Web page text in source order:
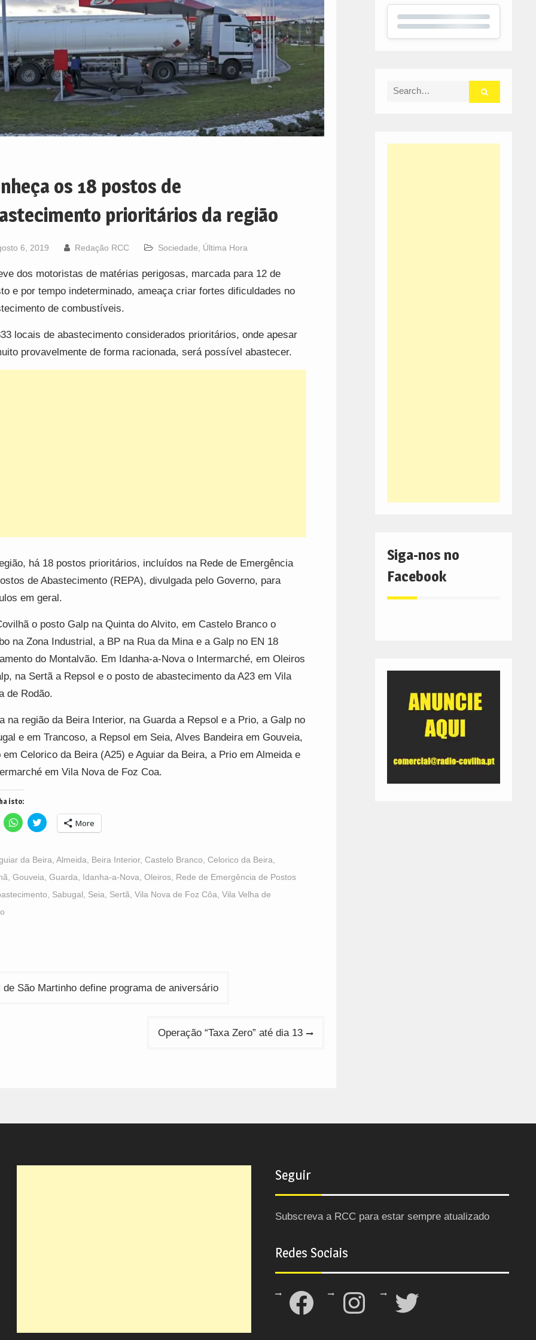
os 18 postos de
prioritários da região
6, 2019 Redação RCC Sociedade Última Hora
dos motoristas de matérias perigosas, marcada para 12 de
e por tempo indeterminado, ameaça criar fortes dificuldades no
de combustíveis.
locais de abastecimento considerados prioritários, onde apesar
provavelmente de forma racionada, será possível abastecer.
há 18 postos prioritários, incluídos na Rede de Emergência
de Abastecimento (REPA), divulgada pelo Governo, para
em geral.
o posto Galp na Quinta do Alvito, em Castelo Branco o
na Zona Industrial, a BP na Rua da Mina e a Galp no EN 18
do Montalvão. Em Idanha-a-Nova o Intermarché, em Oleiros
na Sertã a Repsol e o posto de abastecimento da A23 em Vila
de Rodão.
na região da Beira Interior, na Guarda a Repsol e a Prio, a Galp no
e em Trancoso, a Repsol em Seia, Alves Bandeira em Gouveia,
em Celorico da Beira (A25) e Aguiar da Beira, a Prio em Almeida e
em Vila Nova de Foz Coa.
isto:
in
Click
to
(Opens
new
window)
Click
to
share
(Opens
new
window)
More
da Beira Almeida Beira Interior, Castelo Branco Celorico da Beira
Gouveia Guarda Idanha-a-Nova Oleiros, Rede de Emergência de Postos
Sabugal Seia Sertã Vila Nova de Foz Côa Vila Velha de
de São Martinho define programa de aniversário
Operação “Taxa Zero” até dia 13
Search
Siga-nos no
Facebook
Seguir
Subscreva a RCC para estar sempre atualizado
Redes Sociais
Facebook Instagram Twitter